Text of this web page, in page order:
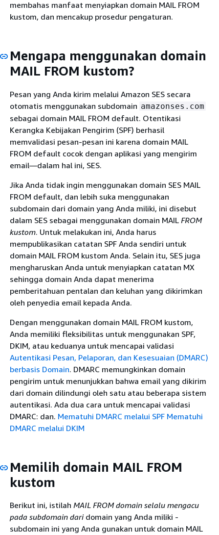
membahas manfaat menyiapkan domain MAIL FROM
kustom, dan mencakup prosedur pengaturan.
Mengapa menggunakan domain
MAIL FROM kustom?
Pesan yang Anda kirim melalui Amazon SES secara
otomatis menggunakan subdomain amazonses.com
sebagai domain MAIL FROM default. Otentikasi
Kerangka Kebijakan Pengirim (SPF) berhasil
memvalidasi pesan-pesan ini karena domain MAIL
FROM default cocok dengan aplikasi yang mengirim
email—dalam hal ini, SES.
Jika Anda tidak ingin menggunakan domain SES MAIL
FROM default, dan lebih suka menggunakan
subdomain dari domain yang Anda miliki, ini disebut
dalam SES sebagai menggunakan domain MAIL FROM
kustom. Untuk melakukan ini, Anda harus
mempublikasikan catatan SPF Anda sendiri untuk
domain MAIL FROM kustom Anda. Selain itu, SES juga
mengharuskan Anda untuk menyiapkan catatan MX
sehingga domain Anda dapat menerima
pemberitahuan pentalan dan keluhan yang dikirimkan
oleh penyedia email kepada Anda.
Dengan menggunakan domain MAIL FROM kustom,
Anda memiliki fleksibilitas untuk menggunakan SPF,
DKIM, atau keduanya untuk mencapai validasi
Autentikasi Pesan, Pelaporan, dan Kesesuaian (DMARC)
berbasis Domain. DMARC memungkinkan domain
pengirim untuk menunjukkan bahwa email yang dikirim
dari domain dilindungi oleh satu atau beberapa sistem
autentikasi. Ada dua cara untuk mencapai validasi
DMARC: dan. Mematuhi DMARC melalui SPF Mematuhi
DMARC melalui DKIM
Memilih domain MAIL FROM
kustom
Berikut ini, istilah MAIL FROM domain selalu mengacu
pada subdomain daridomain yang Anda miliki -
subdomain ini yang Anda gunakan untuk domain MAIL